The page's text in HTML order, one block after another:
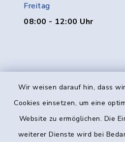
Wir weisen darauf hin, dass
Cookies einsetzen, um eine
Website zu ermöglichen. Die
weiterer Dienste wird bei
Freitag
08:00 - 12:00 Uhr